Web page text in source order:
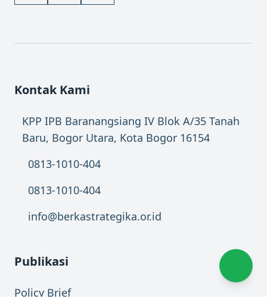
Kontak Kami
KPP IPB Baranangsiang IV Blok A/35 Tanah
Baru, Bogor Utara, Kota Bogor 16154
0813-1010-404
0813-1010-404
info@berkastrategika.or.id
Publikasi
Policy Brief